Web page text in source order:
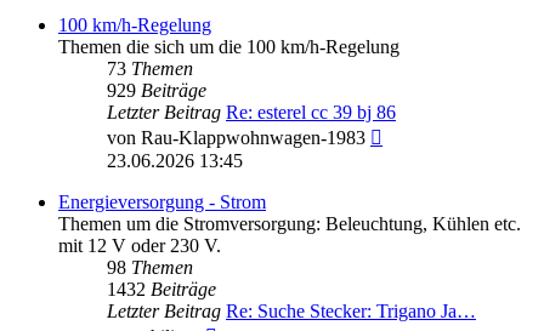
100 km/h-Regelung
Themen die sich um die 100 km/h-Regelung
73 Themen
929 Beiträge
Letzter Beitrag Re: esterel cc 39 bj 86
von Rau-Klappwohnwagen-1983
23.06.2026 13:45
Energieversorgung - Strom
Themen um die Stromversorgung: Beleuchtung, Kühlen etc.
mit 12 V oder 230 V.
98 Themen
1432 Beiträge
Letzter Beitrag Re: Suche Stecker: Trigano Ja…